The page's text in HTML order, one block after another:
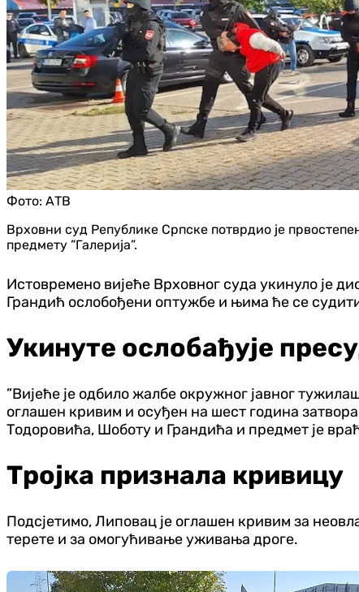
Фото: АТВ
Врховни суд Републике Српске потврдио је
предмету ”Галерија”.
Истовремено вијеће Врховног суда укинуло је
Грандић ослобођени оптужбе и њима ће се
Укинуте ослобађује
”Вијеће је одбило жалбе окружног јавног
оглашен кривим и осуђен на шест година
Тодоровића, Шоботу и Грандића и предмет је
Тројка признала кривицу
Подсјетимо, Липовац је оглашен кривим за
терете и за омогућивање уживања дроге.